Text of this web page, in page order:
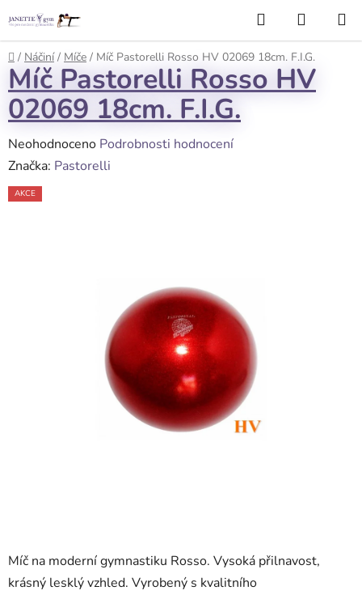
na
obsah
Hledat
KOŠÍK
Domů
/ Náčiní / Míče / Míč Pastorelli Rosso HV 02069 18cm. F.I.G.
Míč na moderní gymnastiku Rosso. Vysoká přilnavost,
krásný lesklý vzhled. Vyrobený s kvalitního
Míč Pastorelli Rosso HV
02069 18cm. F.I.G.
Průměrné
hodnocení
produktu
Neohodnoceno Podrobnosti hodnocení
Značka: Pastorelli
AKCE